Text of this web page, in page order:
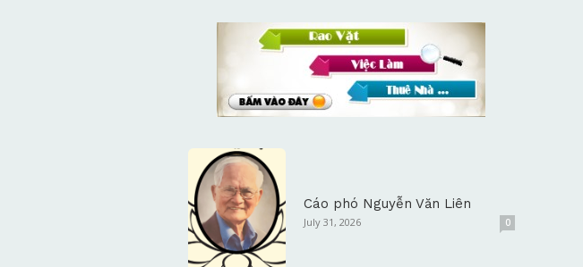
Cáo phó Nguyễn Văn Liên
July 31, 2026 0